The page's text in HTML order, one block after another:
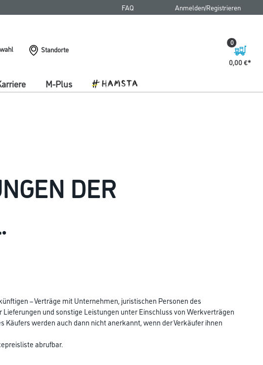
FAQ Anmelden/Registrieren
Standorte
0,00 €
0
M-Plus
DER
– Verträge mit Unternehmen, juristischen Personen des
und sonstige Leistungen unter Einschluss von Werkverträgen
werden auch dann nicht anerkannt, wenn der Verkäufer ihnen
abrufbar.